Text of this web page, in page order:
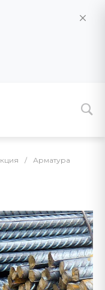
/ Арматура